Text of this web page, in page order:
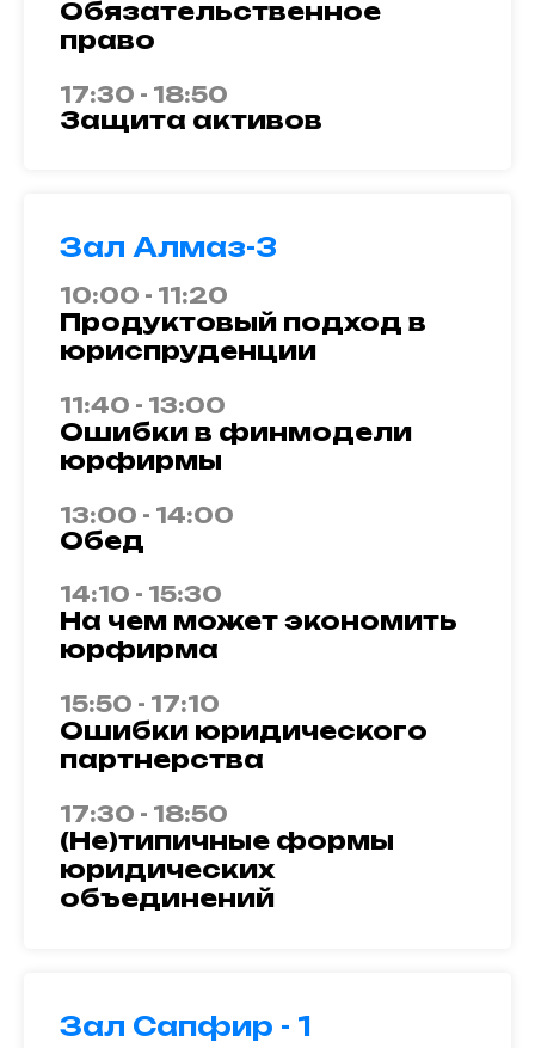
Обязательственное
право
17:30 - 18:50
Защита активов
Зал Алмаз-3
10:00 - 11:20
Продуктовый подход в
юриспруденции
11:40 - 13:00
Ошибки в финмодели
юрфирмы
13:00 - 14:00
Обед
14:10 - 15:30
На чем может экономить
юрфирма
15:50 - 17:10
Ошибки юридического
партнерства
17:30 - 18:50
(Не)типичные формы
юридических
объединений
Зал Сапфир - 1